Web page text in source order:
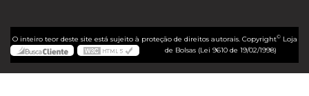
O inteiro teor deste site está sujeito à proteção de direitos autorais. Copyright©Loja
de Bolsas (Lei 9610 de 19/02/1998)